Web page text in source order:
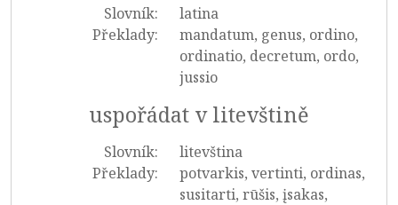
Slovník:
latina
Překlady:
mandatum, genus, ordino,
ordinatio, decretum, ordo,
jussio
uspořádat v litevštině
Slovník:
litevština
Překlady:
potvarkis, vertinti, ordinas,
susitarti, rūšis, įsakas,